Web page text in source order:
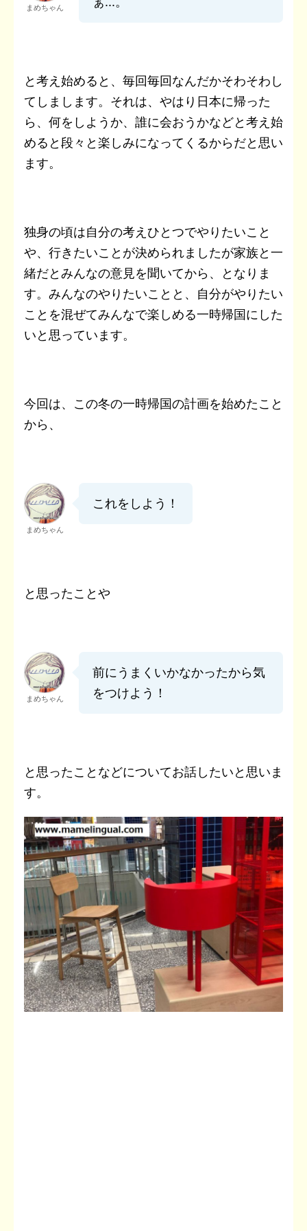
まめちゃん
と考え始めると、毎回毎回なんだかそわそわし
てしまします。それは、やはり日本に帰った
ら、何をしようか、誰に会おうかなどと考え始
めると段々と楽しみになってくるからだと思い
ます。
独身の頃は自分の考えひとつでやりたいこと
や、行きたいことが決められましたが家族と一
緒だとみんなの意見を聞いてから、となりま
す。みんなのやりたいことと、自分がやりたい
ことを混ぜてみんなで楽しめる一時帰国にした
いと思っています。
今回は、この冬の一時帰国の計画を始めたこと
から、
まめちゃん
これをしよう！
と思ったことや
まめちゃん
前にうまくいかなかったから気
をつけよう！
と思ったことなどについてお話したいと思いま
す。